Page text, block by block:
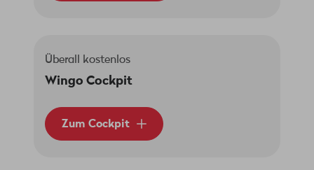
Überall kostenlos
Wingo Cockpit
Zum Cockpit